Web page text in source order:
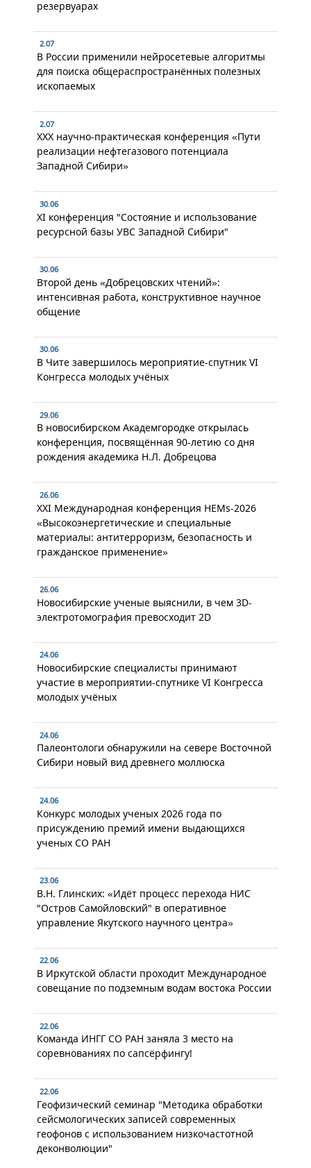
резервуарах
2.07
В России применили нейросетевые алгоритмы
для поиска общераспространённых полезных
ископаемых
2.07
XXX научно-практическая конференция «Пути
реализации нефтегазового потенциала
Западной Сибири»
30.06
XI конференция "Состояние и использование
ресурсной базы УВС Западной Сибири"
30.06
Второй день «Добрецовских чтений»:
интенсивная работа, конструктивное научное
общение
30.06
В Чите завершилось мероприятие-спутник VI
Конгресса молодых учёных
29.06
В новосибирском Академгородке открылась
конференция, посвящённая 90-летию со дня
рождения академика Н.Л. Добрецова
26.06
XXI Международная конференция HEMs-2026
«Высокоэнергетические и специальные
материалы: антитерроризм, безопасность и
гражданское применение»
26.06
Новосибирские ученые выяснили, в чем 3D-
электротомография превосходит 2D
24.06
Новосибирские специалисты принимают
участие в мероприятии-спутнике VI Конгресса
молодых учёных
24.06
Палеонтологи обнаружили на севере Восточной
Сибири новый вид древнего моллюска
24.06
Конкурс молодых ученых 2026 года по
присуждению премий имени выдающихся
ученых СО РАН
23.06
В.Н. Глинских: «Идёт процесс перехода НИС
"Остров Самойловский" в оперативное
управление Якутского научного центра»
22.06
В Иркутской области проходит Международное
совещание по подземным водам востока России
22.06
Команда ИНГГ СО РАН заняла 3 место на
соревнованиях по сапсёрфингу!
22.06
Геофизический семинар "Методика обработки
сейсмологических записей современных
геофонов с использованием низкочастотной
деконволюции"